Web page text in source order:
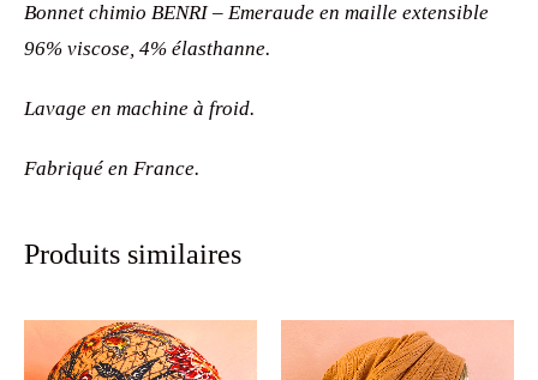
Bonnet chimio BENRI – Emeraude en maille extensible
96% viscose, 4% élasthanne.
Lavage en machine à froid.
Fabriqué en France.
Produits similaires